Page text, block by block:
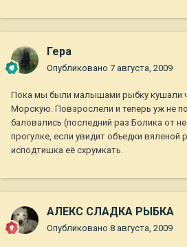
Гера
Опубликовано 7 августа, 2009
Пока мы были малышами рыбку кушали
Морскую. Повзрослели и теперь уж не
баловались (последний раз Болика от
прогулке, если увидит объедки вяленой
исподтишка её схрумкать.
АЛЕКС СЛАДКА РЫБКА
Опубликовано 8 августа, 2009